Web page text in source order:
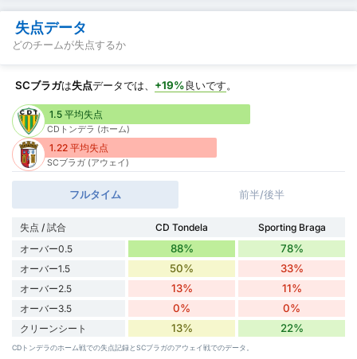
失点データ
どのチームが失点するか
SCブラガは失点データでは、 +19%良いです。
1.5 平均失点
CDトンデラ (ホーム)
1.22 平均失点
SCブラガ (アウェイ)
フルタイム 前半/後半
失点 / 試合 CD Tondela
Sporting Braga
オーバー0.5
88% 78%
オーバー1.5 50% 33%
オーバー2.5 13% 11%
オーバー3.5 0% 0%
クリーンシート 13% 22%
CDトンデラのホーム戦での失点記録とSCブラガのアウェイ戦でのデータ。